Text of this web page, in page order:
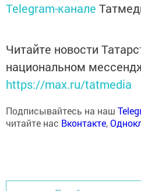
Telegram-канале
Читайте новости
национальном
https://max.ru/tatmedia
Подписывайтесь на наш
читайте нас Вконтакте,